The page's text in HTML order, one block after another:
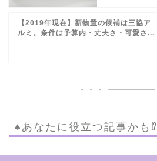
【2019年現在】新物置の候補は三協ア
ルミ。条件は予算内・丈夫さ・可愛さ...
♠︎あなたに役立つ記事かも⁉︎